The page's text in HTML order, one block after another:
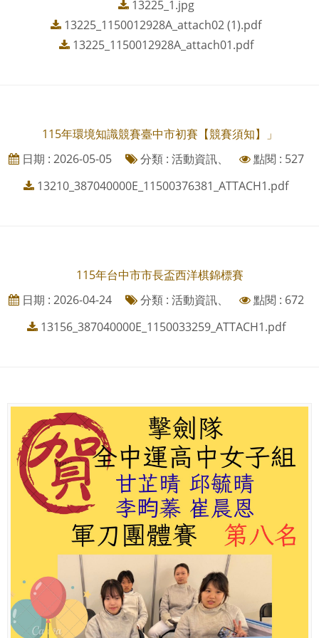
13225_1.jpg
13225_1150012928A_attach02 (1).pdf
13225_1150012928A_attach01.pdf
115年環境知識競賽臺中市初賽【競賽須知】」
日期 : 2026-05-05
分類 : 活動資訊、
點閱 : 527
13210_387040000E_11500376381_ATTACH1.pdf
115年台中市市長盃西洋棋錦標賽
日期 : 2026-04-24
分類 : 活動資訊、
點閱 : 672
13156_387040000E_1150033259_ATTACH1.pdf